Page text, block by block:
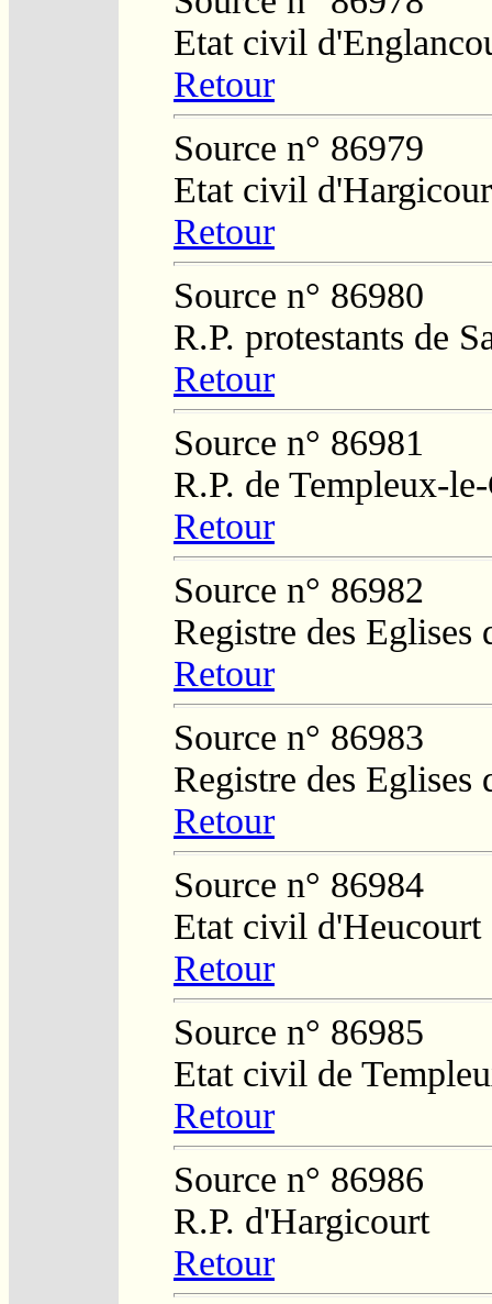
Etat civil
Retour
Source n° 86979
Etat civil
Retour
Source n° 86980
R.P. protestants de
Retour
Source n° 86981
R.P. de Templeux-
Retour
Source n° 86982
Registre des Eglises
Retour
Source n° 86983
Registre des Eglises
Retour
Source n° 86984
Etat civil d'Heucourt
Retour
Source n° 86985
Etat civil de
Retour
Source n° 86986
R.P. d'Hargicourt
Retour